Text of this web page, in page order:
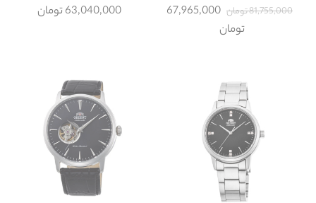
81,755,000 تومان
67,965,000
تومان
63,040,000 تومان